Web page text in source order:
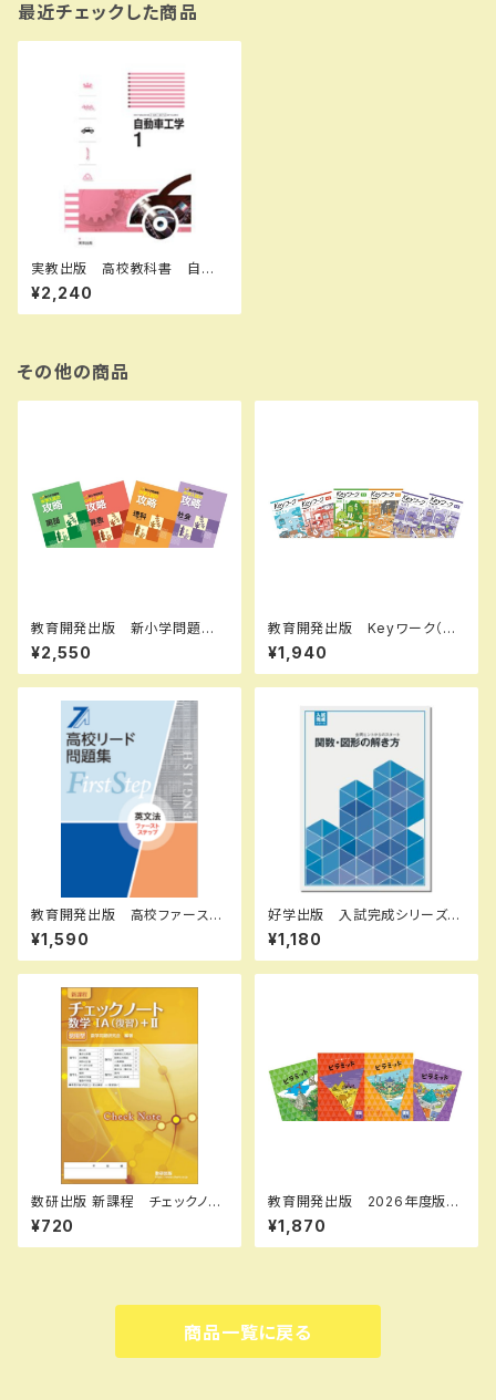
最近チェックした商品
実教出版 高校教科書 自動
車工学1 ［教番：工業712］ 新
品 ISBN：9784407204469
ISBN-10：B0D5MSN9HY
¥2,240
その他の商品
教育開発出版 新小学問題
集 中学入試の攻略 2026年
度版 各科目（選択ください）
問題集本体と別冊解答つき 新
¥2,550
教育開発出版 Keyワーク（キ
ーワーク）＋ Keyテスト（キーテ
スト）2冊セット 地理 I,II 歴史
I,II（ご選択ください） 2026年
¥1,940
教育開発出版 高校ファースト
ステップ問題集 英文法 202
6年度版 新品完全セット
¥1,590
好学出版 入試完成シリーズ
関数・図形の解き方 2026年
度版 新品完全セット ISBN：
B0D3B6JKYT ISBN-10：B
¥1,180
数研出版 新課程 チェックノー
ト 数学IA(復習)+II 傍用型
新品 問題集本体のみ 別冊
解答なし ISBN：978441022
¥720
教育開発出版 2026年度版
ピラミッド 国語 小1～6 各
学年（選択ください） 問題集本
体と別冊解答つき 新品完全セ
¥1,870
商品一覧に戻る